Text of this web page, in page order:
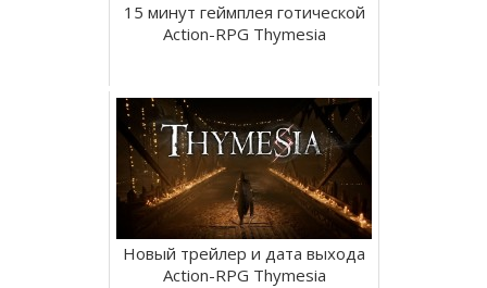
15 минут геймплея готической
Action-RPG Thymesia
Новый трейлер и дата выхода
Action-RPG Thymesia